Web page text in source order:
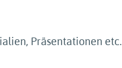
Präsentationen etc.